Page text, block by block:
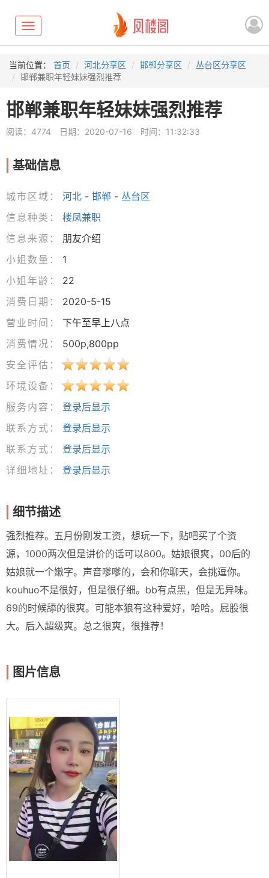
Toggle
navigation
当前位置： 首页 河北分享区 邯郸分享区
丛台区分享区
邯郸兼职年轻妹妹强烈推荐
邯郸兼职年轻妹妹强烈推荐
阅读：4774 日期：2020-07-16 时间：11:32:33
基础信息
城市区域： 河北 - 邯郸 - 丛台区
信息种类：
楼凤兼职
信息来源：
朋友介绍
小姐数量：
1
小姐年龄：
22
消费日期：
2020-5-15
营业时间：
下午至早上八点
消费情况：
500p,800pp
安全评估：
环境设备：
服务内容：
登录后显示
联系方式：
登录后显示
联系方式：
登录后显示
详细地址：
登录后显示
细节描述
强烈推荐。五月份刚发工资，想玩一下，贴吧买了个资
源，1000两次但是讲价的话可以800。姑娘很爽，00后的
姑娘就一个嫩字。声音嗲嗲的，会和你聊天，会挑逗你。
kouhuo不是很好，但是很仔细。bb有点黑，但是无异味。
69的时候舔的很爽。可能本狼有这种爱好，哈哈。屁股很
大。后入超级爽。总之很爽，很推荐！
图片信息